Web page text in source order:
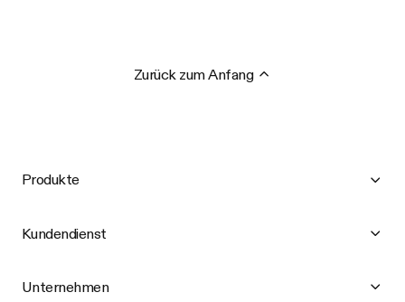
Zurück zum Anfang
Produkte
Kundendienst
Unternehmen